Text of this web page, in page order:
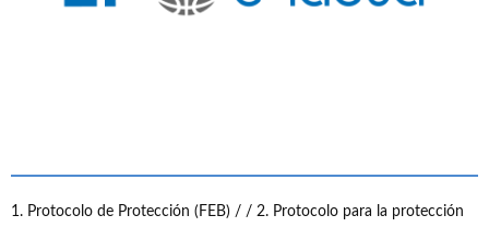
1. Protocolo de Protección (FEB) / / 2. Protocolo para la protección